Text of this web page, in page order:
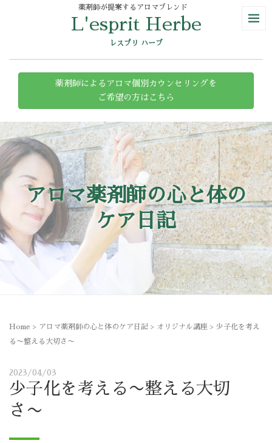
薬剤師が提案するアロマブレンド
L'esprit Herbe
レスプリ ハーブ
薬剤師によるアロマ個別カウンセリングを
ご希望の方はこちら
アロマ薬剤師の心と体の
ケア日記
Home > アロマ薬剤師の心と体のケア日記 > オリジナル講座 > 少子化を考え
る〜整える大切さ〜
2023/04/03
少子化を考える〜整える大切
さ〜